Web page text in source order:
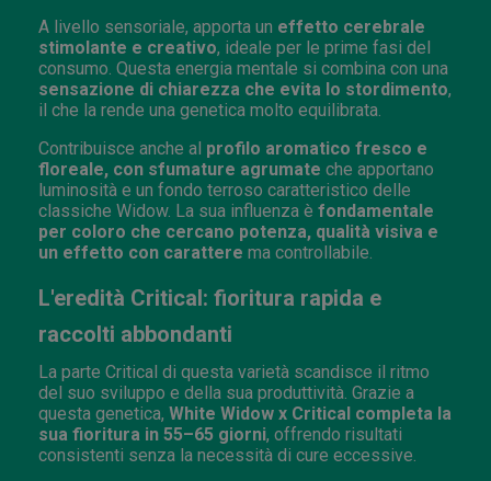
A livello sensoriale, apporta un effetto cerebrale
stimolante e creativo, ideale per le prime fasi del
consumo. Questa energia mentale si combina con una
sensazione di chiarezza che evita lo stordimento,
il che la rende una genetica molto equilibrata.
Contribuisce anche al profilo aromatico fresco e
floreale, con sfumature agrumate che apportano
luminosità e un fondo terroso caratteristico delle
classiche Widow. La sua influenza è fondamentale
per coloro che cercano potenza, qualità visiva e
un effetto con carattere ma controllabile.
L'eredità Critical: fioritura rapida e
raccolti abbondanti
La parte Critical di questa varietà scandisce il ritmo
del suo sviluppo e della sua produttività. Grazie a
questa genetica, White Widow x Critical completa la
sua fioritura in 55–65 giorni, offrendo risultati
consistenti senza la necessità di cure eccessive.